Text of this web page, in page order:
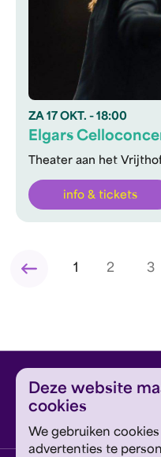
Deze website
cookies
We gebruiken
advertenties te
ZA 17 OKT. - 18:00
Theater aan het
Elgars
info & tickets
1 2 3